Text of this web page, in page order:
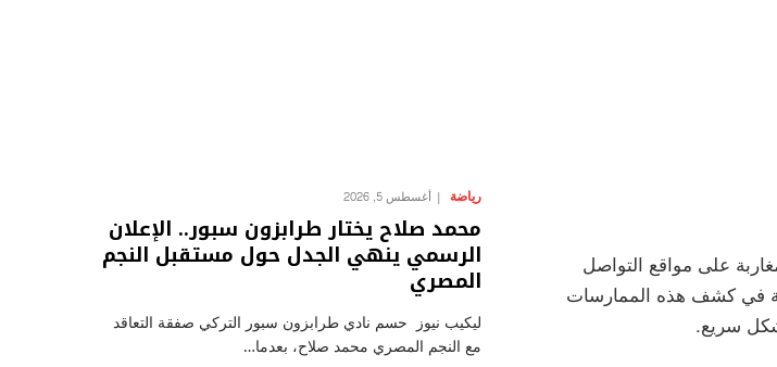
على مواقع التواصل
في كشف هذه الممارسات
سريع.
رياضة أغسطس 5, 2026
محمد صلاح يختار طرابزون سبور.. الإعلان
الرسمي ينهي الجدل حول مستقبل النجم
المصري
ليكيب نيوز حسم نادي طرابزون سبور التركي صفقة التعاقد
مع النجم المصري محمد صلاح، بعدما…